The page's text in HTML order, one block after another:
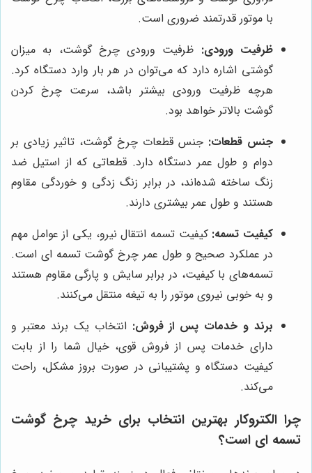
با موتور قدرتمند ضروری است.
ظرفیت ورودی: ظرفیت ورودی چرخ گوشت، به میزان
گوشتی اشاره دارد که می‌توان در هر بار وارد دستگاه کرد.
هرچه ظرفیت ورودی بیشتر باشد، سرعت چرخ کردن
گوشت بالاتر خواهد بود.
جنس قطعات: جنس قطعات چرخ گوشت، تاثیر زیادی بر
دوام و طول عمر دستگاه دارد. قطعاتی که از استیل ضد
زنگ ساخته شده‌اند، در برابر زنگ زدگی و خوردگی مقاوم
هستند و طول عمر بیشتری دارند.
کیفیت تسمه: کیفیت تسمه انتقال نیرو، یکی از عوامل مهم
در عملکرد صحیح و طول عمر چرخ گوشت تسمه ای است.
تسمه‌های با کیفیت، در برابر سایش و پارگی مقاوم هستند
و به خوبی نیروی موتور را به تیغه منتقل می‌کنند.
برند و خدمات پس از فروش: انتخاب یک برند معتبر و
دارای خدمات پس از فروش قوی، خیال شما را از بابت
کیفیت دستگاه و پشتیبانی در صورت بروز مشکل، راحت
می‌کند.
چرا الکتروکار بهترین انتخاب برای خرید چرخ گوشت
تسمه ای است؟